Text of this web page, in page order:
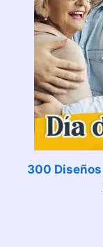
300 Diseños